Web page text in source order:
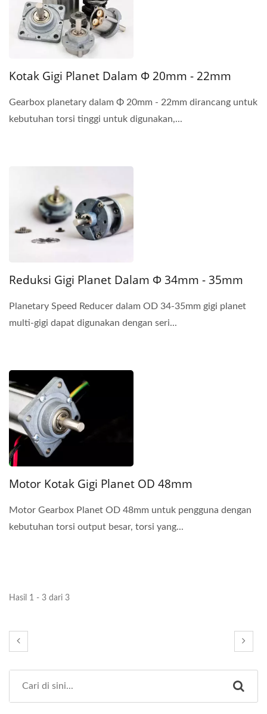
Kotak Gigi Planet Dalam Φ 20mm - 22mm
Gearbox planetary dalam Φ 20mm - 22mm dirancang untuk
kebutuhan torsi tinggi untuk digunakan,...
Reduksi Gigi Planet Dalam Φ 34mm - 35mm
Planetary Speed Reducer dalam OD 34-35mm gigi planet
multi-gigi dapat digunakan dengan seri...
Motor Kotak Gigi Planet OD 48mm
Motor Gearbox Planet OD 48mm untuk pengguna dengan
kebutuhan torsi output besar, torsi yang...
Hasil 1 - 3 dari 3